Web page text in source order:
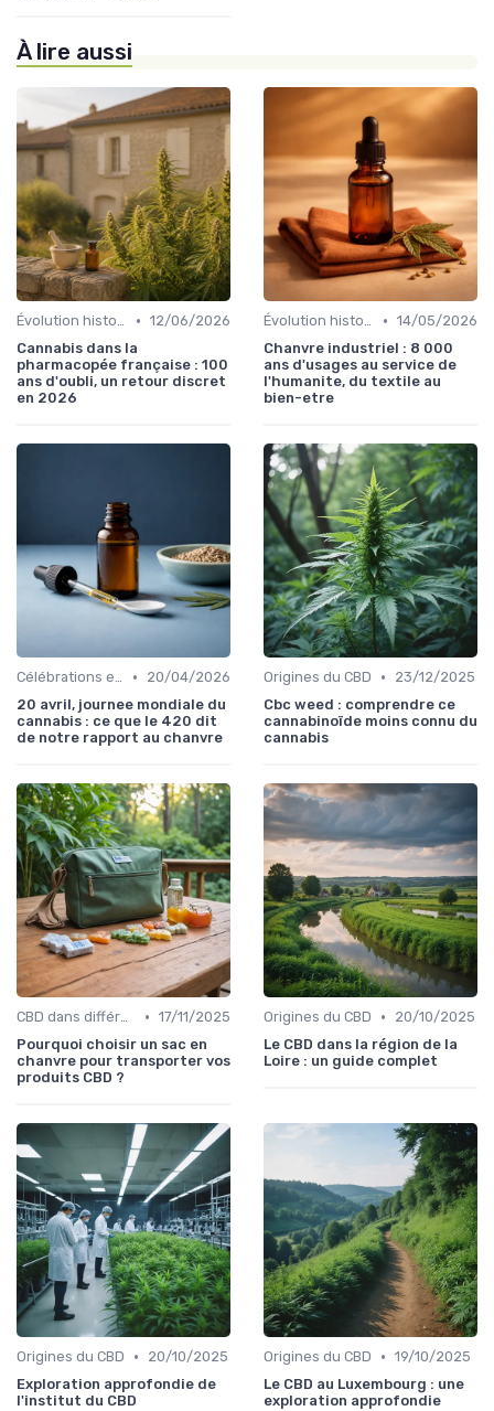
À lire aussi
Évolution historique • 12/06/2026
Cannabis dans la
pharmacopée française : 100
ans d'oubli, un retour discret
en 2026
Évolution historique • 14/05/2026
Chanvre industriel : 8 000
ans d'usages au service de
l'humanite, du textile au
bien-etre
Célébrations et traditions •
20/04/2026
20 avril, journee mondiale du
cannabis : ce que le 420 dit
de notre rapport au chanvre
Origines du CBD •
23/12/2025
Cbc weed : comprendre ce
cannabinoïde moins connu du
cannabis
CBD dans différentes cultures • 17/11/2025
Pourquoi choisir un sac en
chanvre pour transporter vos
produits CBD ?
Origines du CBD •
20/10/2025
Le CBD dans la région de la
Loire : un guide complet
Origines du CBD •
20/10/2025
Exploration approfondie de
l'institut du CBD
Origines du CBD • 19/10/2025
Le CBD au Luxembourg : une
exploration approfondie